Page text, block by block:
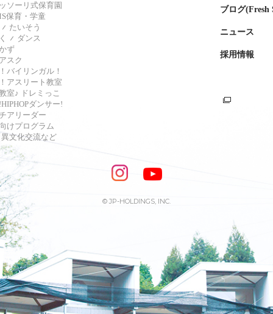
ソーリ式保育園
保育・学童
たいそう
ダンス
ず
スク
バイリンガル！
アスリート教室
室♪ ドレミっこ
ダンサー!
アリーダー
けプログラム
異文化交流など
ブログ(Fresh
ニュース
採用情報
© JP-HOLDINGS, INC.